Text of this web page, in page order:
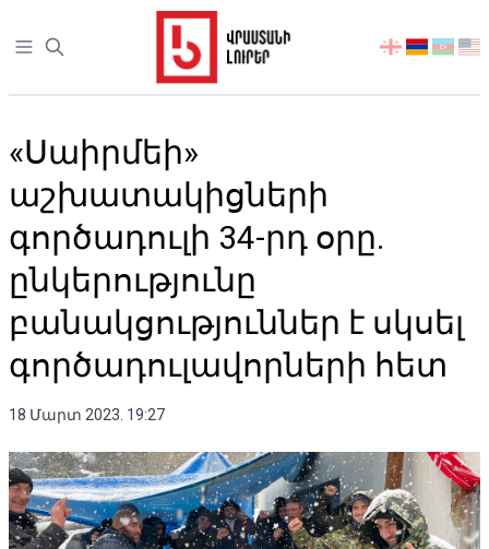
Open sidebar
აირჩიეთ
«Սաիրմեի»
աշխատակիցների
գործադուլի 34-րդ օրը.
ընկերությունը
բանակցություններ է սկսել
գործադուլավորների հետ
18 Մարտ 2023. 19:27